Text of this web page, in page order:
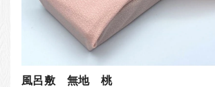
風呂敷 無地 桃